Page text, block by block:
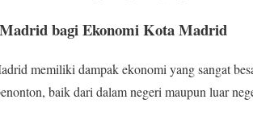
bagi Ekonomi Kota Madrid
memiliki dampak ekonomi yang sangat
baik dari dalam negeri maupun luar